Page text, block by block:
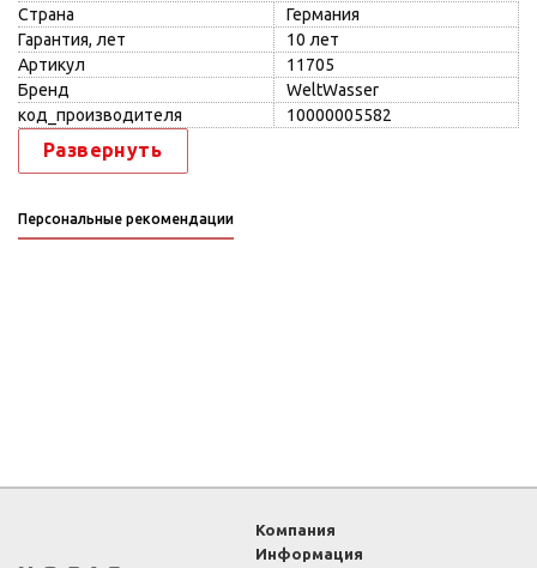
Страна
Германия
Гарантия, лет
10 лет
Артикул
11705
Бренд
WeltWasser
код_производителя
10000005582
Развернуть
Персональные рекомендации
Компания
Информация